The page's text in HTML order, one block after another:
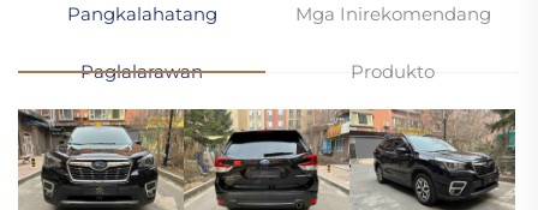
Pangkalahatang
Paglalarawan
Mga Inirekomendang
Produkto